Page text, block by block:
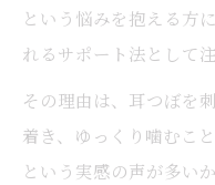
という悩みを抱える方
れるサポート法として
その理由は、耳つぼを
着き、ゆっくり噛むこ
という実感の声が多い